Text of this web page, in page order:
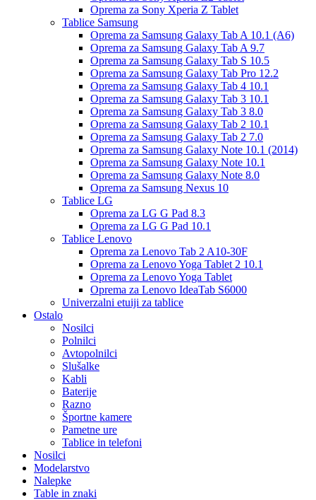
Oprema za Sony Xperia Z Tablet
Tablice Samsung
Oprema za Samsung Galaxy Tab A 10.1 (A6)
Oprema za Samsung Galaxy Tab A 9.7
Oprema za Samsung Galaxy Tab S 10.5
Oprema za Samsung Galaxy Tab Pro 12.2
Oprema za Samsung Galaxy Tab 4 10.1
Oprema za Samsung Galaxy Tab 3 10.1
Oprema za Samsung Galaxy Tab 3 8.0
Oprema za Samsung Galaxy Tab 2 10.1
Oprema za Samsung Galaxy Tab 2 7.0
Oprema za Samsung Galaxy Note 10.1 (2014)
Oprema za Samsung Galaxy Note 10.1
Oprema za Samsung Galaxy Note 8.0
Oprema za Samsung Nexus 10
Tablice LG
Oprema za LG G Pad 8.3
Oprema za LG G Pad 10.1
Tablice Lenovo
Oprema za Lenovo Tab 2 A10-30F
Oprema za Lenovo Yoga Tablet 2 10.1
Oprema za Lenovo Yoga Tablet
Oprema za Lenovo IdeaTab S6000
Univerzalni etuiji za tablice
Ostalo
Nosilci
Polnilci
Avtopolnilci
Slušalke
Kabli
Baterije
Razno
Športne kamere
Pametne ure
Tablice in telefoni
Nosilci
Modelarstvo
Nalepke
Table in znaki